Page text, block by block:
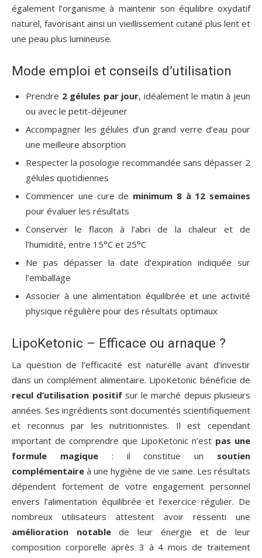
également l’organisme à maintenir son équilibre oxydatif
naturel, favorisant ainsi un vieillissement cutané plus lent et
une peau plus lumineuse.
Mode emploi et conseils d’utilisation
Prendre 2 gélules par jour, idéalement le matin à jeun
ou avec le petit-déjeuner
Accompagner les gélules d’un grand verre d’eau pour
une meilleure absorption
Respecter la posologie recommandée sans dépasser 2
gélules quotidiennes
Commencer une cure de minimum 8 à 12 semaines
pour évaluer les résultats
Conserver le flacon à l’abri de la chaleur et de
l’humidité, entre 15°C et 25°C
Ne pas dépasser la date d’expiration indiquée sur
l’emballage
Associer à une alimentation équilibrée et une activité
physique régulière pour des résultats optimaux
LipoKetonic – Efficace ou arnaque ?
La question de l’efficacité est naturelle avant d’investir
dans un complément alimentaire. LipoKetonic bénéficie de
recul d’utilisation positifsur le marché depuis plusieurs
années. Ses ingrédients sont documentés scientifiquement
et reconnus par les nutritionnistes. Il est cependant
important de comprendre que LipoKetonic n’est pas une
formule magique: il constitue un soutien
complémentaire à une hygiène de vie saine. Les résultats
dépendent fortement de votre engagement personnel
envers l’alimentation équilibrée et l’exercice régulier. De
nombreux utilisateurs attestent avoir ressenti une
amélioration notablede leur énergie et de leur
composition corporelle après 3 à 4 mois de traitement